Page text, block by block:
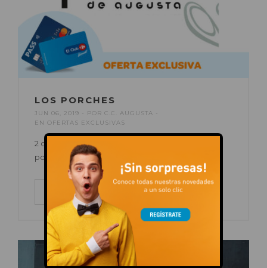
LOS PORCHES
JUN 06, 2019 POR C.C. AUGUSTA
EN OFERTAS EXCLUSIVAS
2 cañas + ración patatas gonsi o bravas (a elegir)
por 6’95€.
LEER MÁS